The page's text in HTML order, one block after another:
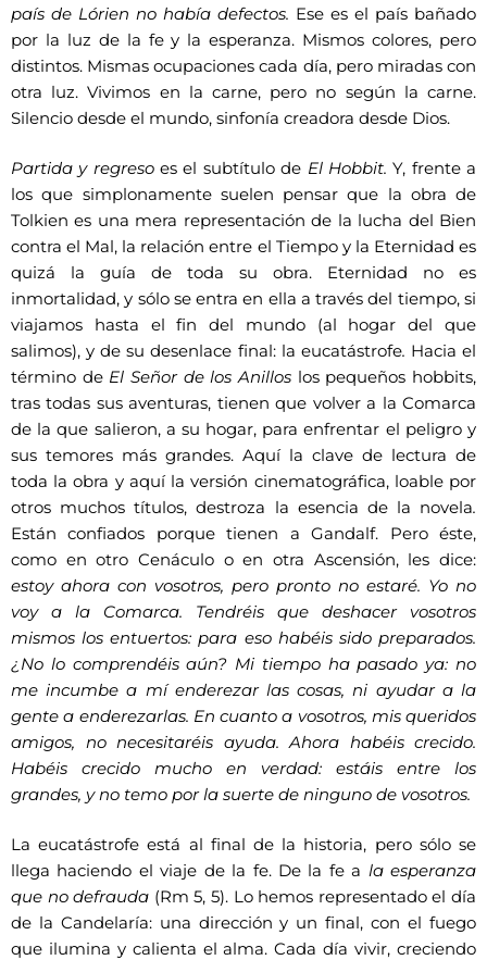
país de Lórien no había defectos. Ese es el país bañado
por la luz de la fe y la esperanza. Mismos colores, pero
distintos. Mismas ocupaciones cada día, pero miradas con
otra luz. Vivimos en la carne, pero no según la carne.
Silencio desde el mundo, sinfonía creadora desde Dios.
Partida y regresoes el subtítulo de El Hobbit.Y, frente a
los que simplonamente suelen pensar que la obra de
Tolkien es una mera representación de la lucha del Bien
contra el Mal, la relación entre el Tiempo y la Eternidad es
quizá la guía de toda su obra. Eternidad no es
inmortalidad, y sólo se entra en ella a través del tiempo, si
viajamos hasta el fin del mundo (al hogar del que
salimos), y de su desenlace final: la eucatástrofe. Hacia el
término de El Señor de los Anillos los pequeños hobbits,
tras todas sus aventuras, tienen que volver a la Comarca
de la que salieron, a su hogar, para enfrentar el peligro y
sus temores más grandes. Aquí la clave de lectura de
toda la obra y aquí la versión cinematográfica, loable por
otros muchos títulos, destroza la esencia de la novela.
Están confiados porque tienen a Gandalf. Pero éste,
como en otro Cenáculo o en otra Ascensión, les dice:
estoy ahora con vosotros, pero pronto no estaré. Yo no
voy a la Comarca. Tendréis que deshacer vosotros
mismos los entuertos: para eso habéis sido preparados.
¿No lo comprendéis aún? Mi tiempo ha pasado ya: no
me incumbe a mí enderezar las cosas, ni ayudar a la
gente a enderezarlas. En cuanto a vosotros, mis queridos
amigos, no necesitaréis ayuda. Ahora habéis crecido.
Habéis crecido mucho en verdad: estáis entre los
grandes, y no temo por la suerte de ninguno de vosotros.
La eucatástrofe está al final de la historia, pero sólo se
llega haciendo el viaje de la fe. De la fe a la esperanza
que no defrauda (Rm 5, 5). Lo hemos representado el día
de la Candelaría: una dirección y un final, con el fuego
que ilumina y calienta el alma. Cada día vivir, creciendo